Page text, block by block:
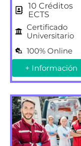
10 Créditos
ECTS
Certificado
Universitario
100% Online
+ Información